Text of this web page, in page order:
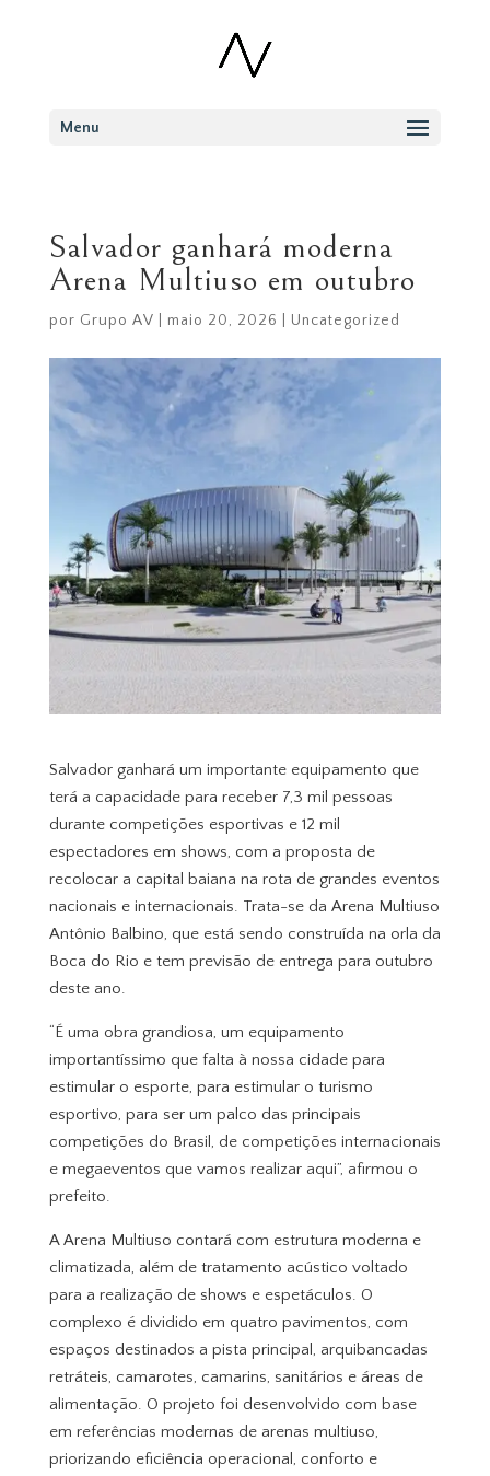
Menu
Salvador ganhará moderna
Arena Multiuso em outubro
por Grupo AV maio 20, 2026 Uncategorized
Salvador ganhará um importante equipamento que
terá a capacidade para receber 7,3 mil pessoas
durante competições esportivas e 12 mil
espectadores em shows, com a proposta de
recolocar a capital baiana na rota de grandes eventos
nacionais e internacionais. Trata-se da Arena Multiuso
Antônio Balbino, que está sendo construída na orla da
Boca do Rio e tem previsão de entrega para outubro
deste ano.
“É uma obra grandiosa, um equipamento
importantíssimo que falta à nossa cidade para
estimular o esporte, para estimular o turismo
esportivo, para ser um palco das principais
competições do Brasil, de competições internacionais
e megaeventos que vamos realizar aqui”, afirmou o
prefeito.
A Arena Multiuso contará com estrutura moderna e
climatizada, além de tratamento acústico voltado
para a realização de shows e espetáculos. O
complexo é dividido em quatro pavimentos, com
espaços destinados a pista principal, arquibancadas
retráteis, camarotes, camarins, sanitários e áreas de
alimentação. O projeto foi desenvolvido com base
em referências modernas de arenas multiuso,
priorizando eficiência operacional, conforto e